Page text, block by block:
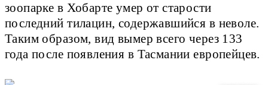
зоопарке в Хобарте умер от старости
последний тилацин, содержавшийся в неволе.
Таким образом, вид вымер всего через 133
года после появления в Тасмании европейцев.